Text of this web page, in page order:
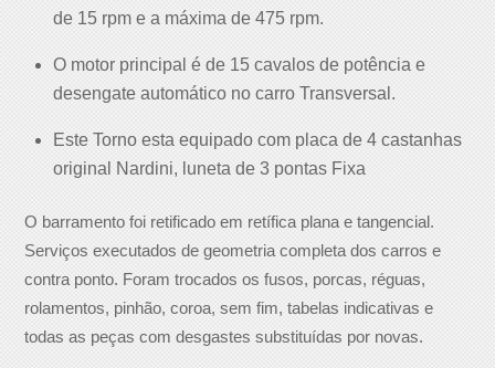
de 15 rpm e a máxima de 475 rpm.
O motor principal é de 15 cavalos de potência e
desengate automático no carro Transversal.
Este Torno esta equipado com placa de 4 castanhas
original Nardini, luneta de 3 pontas Fixa
O barramento foi retificado em retífica plana e tangencial.
Serviços executados de geometria completa dos carros e
contra ponto. Foram trocados os fusos, porcas, réguas,
rolamentos, pinhão, coroa, sem fim, tabelas indicativas e
todas as peças com desgastes substituídas por novas.